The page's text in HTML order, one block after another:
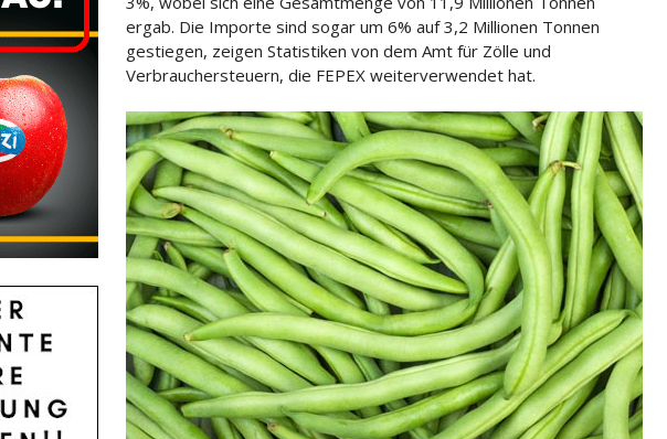
ergab. Die Importe sind sogar um 6% auf 3,2 Millionen Tonnen
gestiegen, zeigen Statistiken von dem Amt für Zölle und
Verbrauchersteuern, die FEPEX weiterverwendet hat.